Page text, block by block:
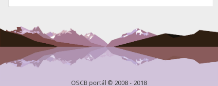
OSCB portál © 2008 - 2018